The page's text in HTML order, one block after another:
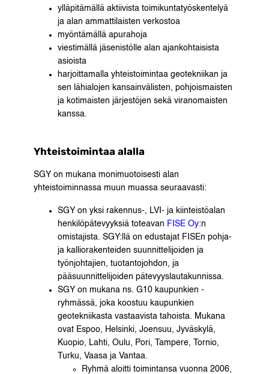
ylläpitämällä aktiivista toimikuntatyöskentelyä
ja alan ammattilaisten verkostoa
myöntämällä apurahoja
viestimällä jäsenistölle alan ajankohtaisista
asioista
harjoittamalla yhteistoimintaa geotekniikan ja
sen lähialojen kansainvälisten, pohjoismaisten
ja kotimaisten järjestöjen sekä viranomaisten
kanssa.
Yhteistoimintaa alalla
SGY on mukana monimuotoisesti alan
yhteistoiminnassa muun muassa seuraavasti:
SGY on yksi rakennus-, LVI- ja kiinteistöalan
henkilöpätevyyksiä toteavan FISE Oy:n
omistajista. SGY:llä on edustajat FISEn pohja-
ja kalliorakenteiden suunnittelijoiden ja
työnjohtajien, tuotantojohdon, ja
pääsuunnittelijoiden pätevyyslautakunnissa.
SGY on mukana ns. G10 kaupunkien -
ryhmässä, joka koostuu kaupunkien
geotekniikasta vastaavista tahoista. Mukana
ovat Espoo, Helsinki, Joensuu, Jyväskylä,
Kuopio, Lahti, Oulu, Pori, Tampere, Tornio,
Turku, Vaasa ja Vantaa.
Ryhmä aloitti toimintansa vuonna 2006,